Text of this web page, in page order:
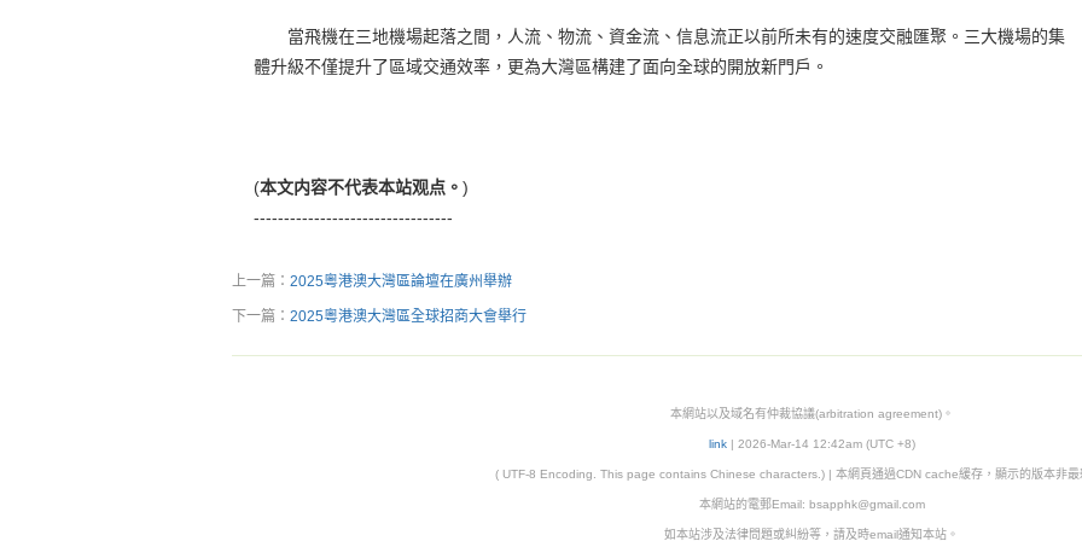
當飛機在三地機場起落之間，人流、物流、資金流、信息流正以前所未有的速度交融匯聚。三大機場的集
體升級不僅提升了區域交通效率，更為大灣區構建了面向全球的開放新門戶。
(本文内容不代表本站观点。 )
---------------------------------
上一篇： 2025粵港澳大灣區論壇在廣州舉辦
下一篇： 2025粵港澳大灣區全球招商大會舉行
本網站以及域名有仲裁協議(arbitration agreement)。
link| 2026-Mar-14 12:42am (UTC +8)
( UTF-8 Encoding. This page contains Chinese characters.) | 本網頁通過CDN cache緩存，顯示的版本非最
本網站的電郵Email: bsapphk@gmail.com
如本站涉及法律問題或糾紛等，請及時email通知本站。